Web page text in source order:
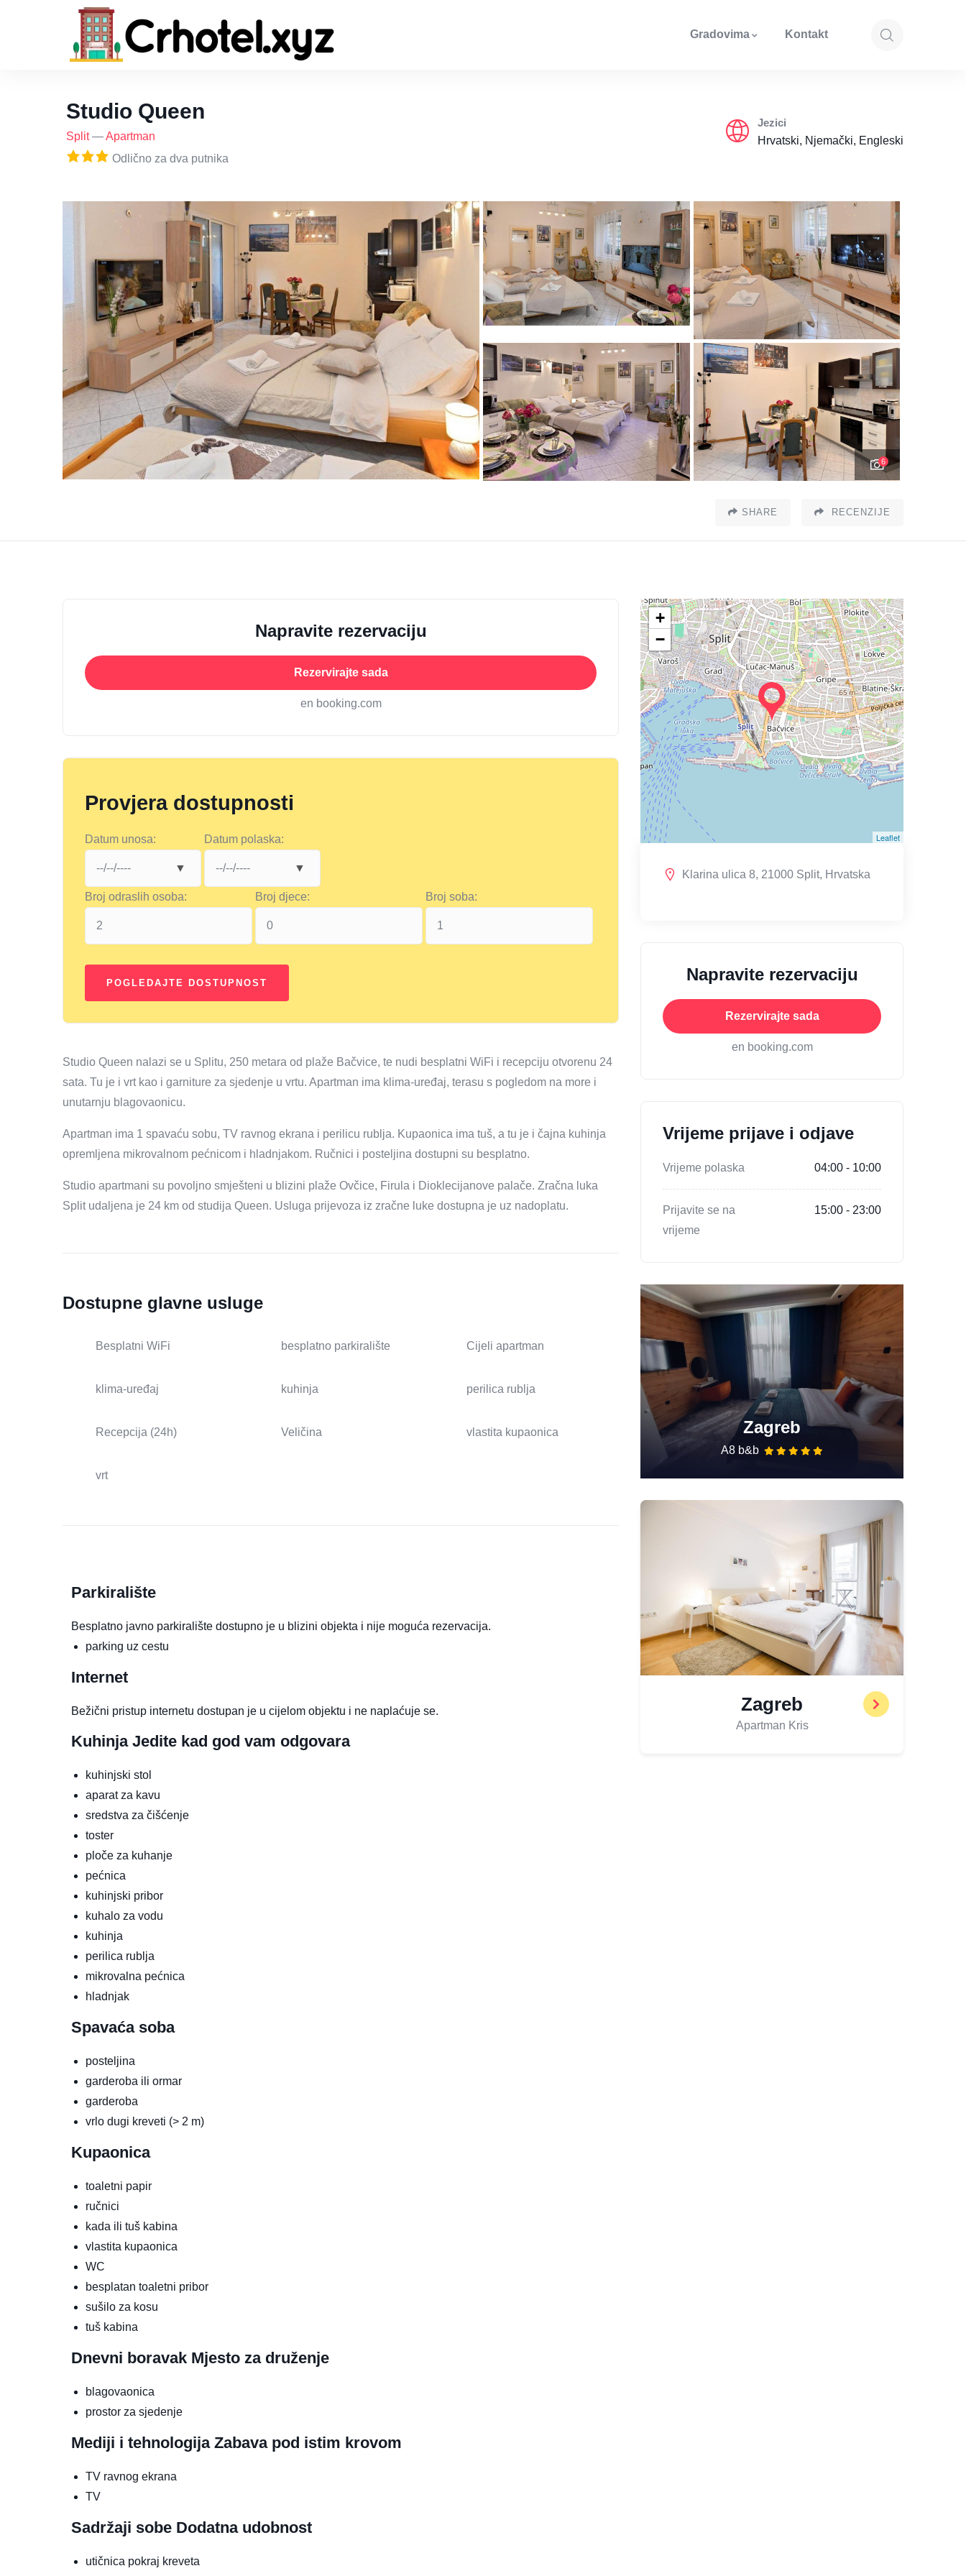
Gradovima Kontakt
Studio Queen
Split—Apartman
Odlično za dva putnika
Jezici
Hrvatski, Njemački, Engleski
6
SHARE RECENZIJE
Napravite rezervaciju
Rezervirajte sada
en booking.com
Provjera dostupnosti
Datum unosa: Datum polaska:
Broj odraslih osoba: Broj djece: Broj soba:
Studio Queen nalazi se u Splitu, 250 metara od plaže Bačvice, te nudi besplatni WiFi i recepciju otvorenu 24
sata. Tu je i vrt kao i garniture za sjedenje u vrtu. Apartman ima klima-uređaj, terasu s pogledom na more i
unutarnju blagovaonicu.
Apartman ima 1 spavaću sobu, TV ravnog ekrana i perilicu rublja. Kupaonica ima tuš, a tu je i čajna kuhinja
opremljena mikrovalnom pećnicom i hladnjakom. Ručnici i posteljina dostupni su besplatno.
Studio apartmani su povoljno smješteni u blizini plaže Ovčice, Firula i Dioklecijanove palače. Zračna luka
Split udaljena je 24 km od studija Queen. Usluga prijevoza iz zračne luke dostupna je uz nadoplatu.
Dostupne glavne usluge
Besplatni WiFi besplatno parkiralište Cijeli apartman
klima-uređaj kuhinja perilica rublja
Recepcija (24h) Veličina vlastita kupaonica
vrt
Parkiralište
Besplatno javno parkiralište dostupno je u blizini objekta i nije moguća rezervacija.
parking uz cestu
Internet
Bežični pristup internetu dostupan je u cijelom objektu i ne naplaćuje se.
Kuhinja Jedite kad god vam odgovara
kuhinjski stol
aparat za kavu
sredstva za čišćenje
toster
ploče za kuhanje
pećnica
kuhinjski pribor
kuhalo za vodu
kuhinja
perilica rublja
mikrovalna pećnica
hladnjak
Spavaća soba
posteljina
garderoba ili ormar
garderoba
vrlo dugi kreveti (> 2 m)
Kupaonica
toaletni papir
ručnici
kada ili tuš kabina
vlastita kupaonica
WC
besplatan toaletni pribor
sušilo za kosu
tuš kabina
Dnevni boravak Mjesto za druženje
blagovaonica
prostor za sjedenje
Mediji i tehnologija Zabava pod istim krovom
TV ravnog ekrana
TV
Sadržaji sobe Dodatna udobnost
utičnica pokraj kreveta
+
−
Leaflet
Klarina ulica 8, 21000 Split, Hrvatska
Napravite rezervaciju
Rezervirajte sada
en booking.com
Vrijeme prijave i odjave
Vrijeme polaska 04:00 - 10:00
Prijavite se na
vrijeme
15:00 - 23:00
Zagreb
A8 b&b
Zagreb
Apartman Kris